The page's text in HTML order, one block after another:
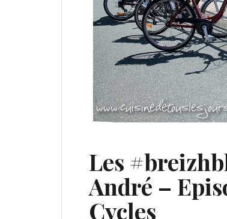
Les
André –
Cycles